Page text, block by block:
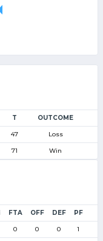
T OUTCOME
47 Loss
71 Win
FTA OFF DEF PF
0 0 0 1